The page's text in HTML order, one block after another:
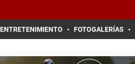
ENTRETENIMIENTO FOTOGALERÍAS